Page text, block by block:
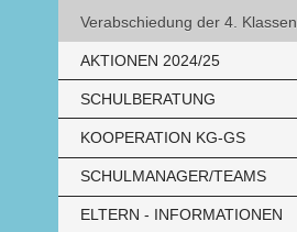
Verabschiedung der 4. Klassen
AKTIONEN 2024/25
SCHULBERATUNG
KOOPERATION KG-GS
SCHULMANAGER/TEAMS
ELTERN - INFORMATIONEN